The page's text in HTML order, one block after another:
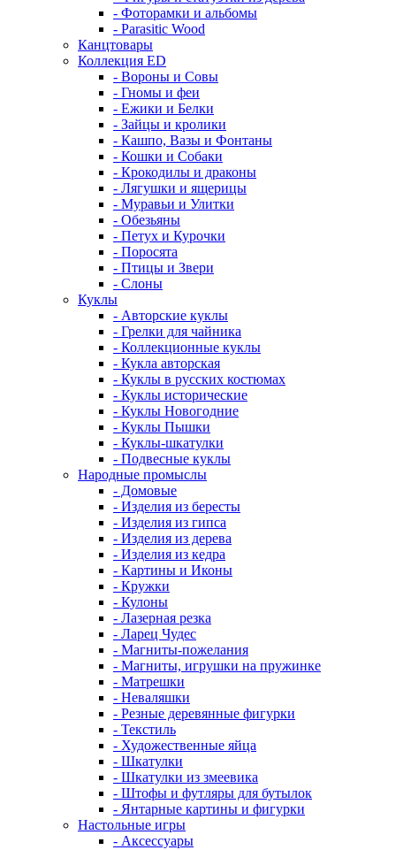
- Фоторамки и альбомы
- Parasitic Wood
Канцтовары
Коллекция ED
- Вороны и Совы
- Гномы и феи
- Ежики и Белки
- Зайцы и кролики
- Кашпо, Вазы и Фонтаны
- Кошки и Собаки
- Крокодилы и драконы
- Лягушки и ящерицы
- Муравьи и Улитки
- Обезьяны
- Петух и Курочки
- Поросята
- Птицы и Звери
- Слоны
Куклы
- Авторские куклы
- Грелки для чайника
- Коллекционные куклы
- Кукла авторская
- Куклы в русских костюмах
- Куклы исторические
- Куклы Новогодние
- Куклы Пышки
- Куклы-шкатулки
- Подвесные куклы
Народные промыслы
- Домовые
- Изделия из бересты
- Изделия из гипса
- Изделия из дерева
- Изделия из кедра
- Картины и Иконы
- Кружки
- Кулоны
- Лазерная резка
- Ларец Чудес
- Магниты-пожелания
- Магниты, игрушки на пружинке
- Матрешки
- Неваляшки
- Резные деревянные фигурки
- Текстиль
- Художественные яйца
- Шкатулки
- Шкатулки из змеевика
- Штофы и футляры для бутылок
- Янтарные картины и фигурки
Настольные игры
- Аксессуары